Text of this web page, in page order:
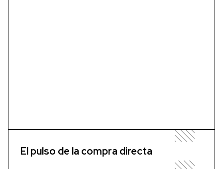
El pulso de la compra directa